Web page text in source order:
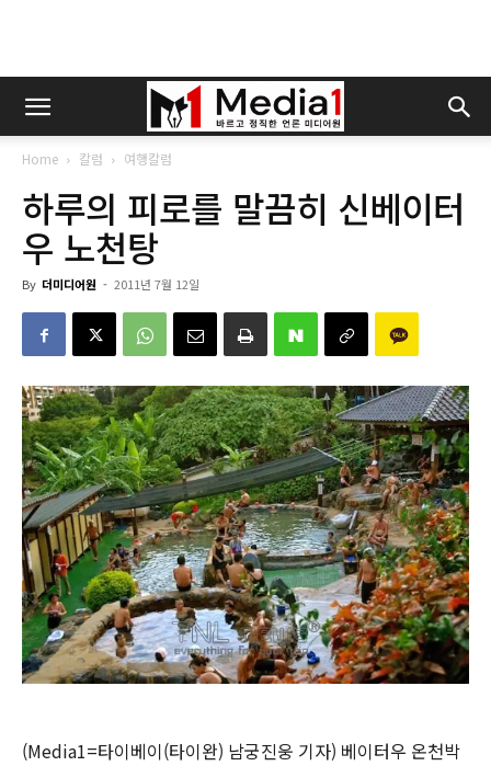
Home 칼럼 여행칼럼
하루의 피로를 말끔히 신베이터
우 노천탕
By 더미디어원 - 2011년 7월 12일
(Media1=타이베이(타이완) 남궁진웅 기자) 베이터우 온천박